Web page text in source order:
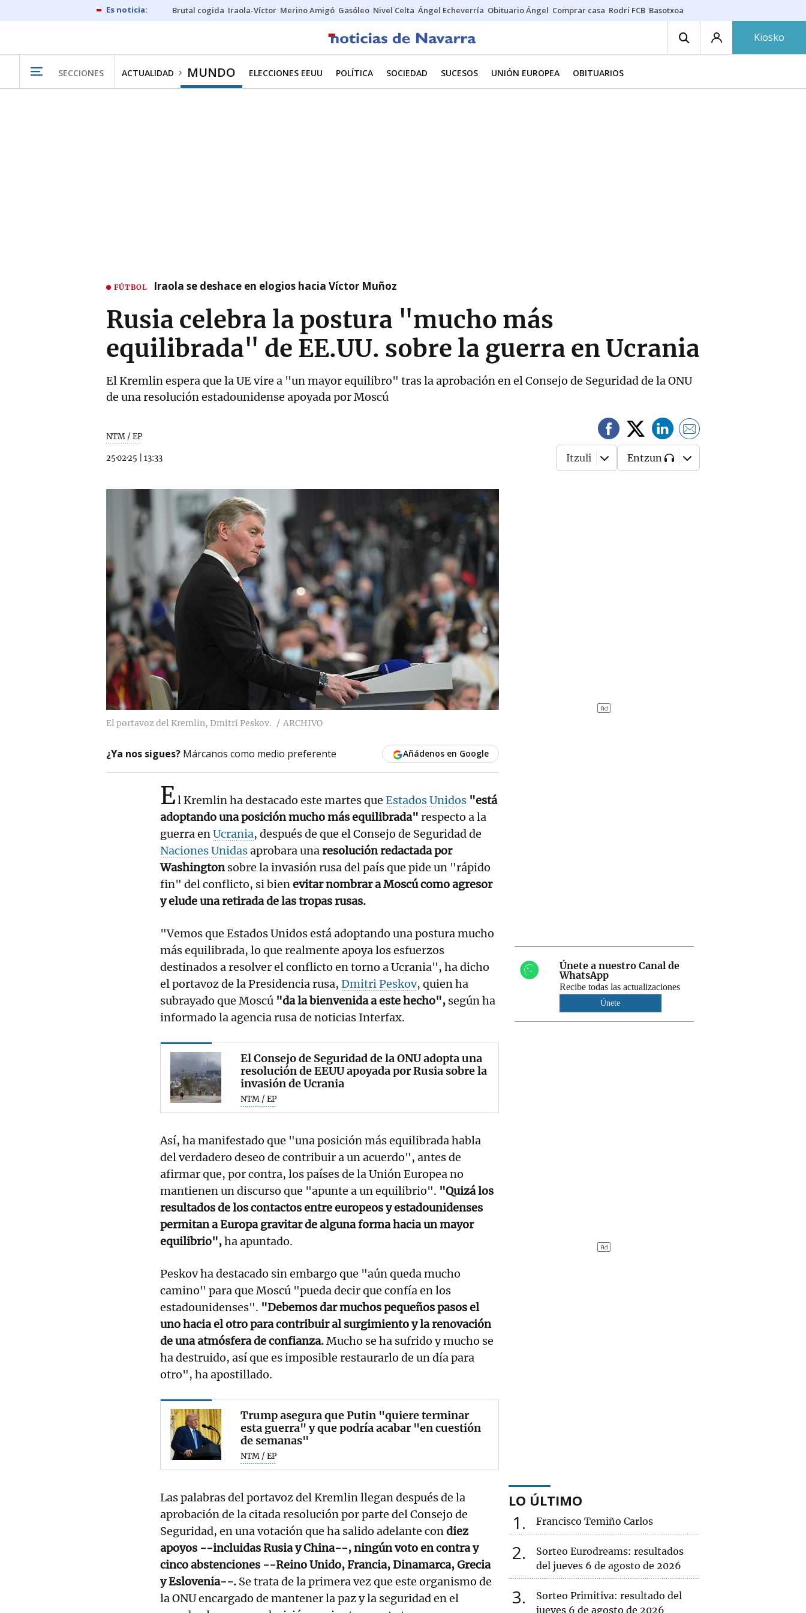
Brutal cogida Iraola-Víctor Merino Amigó Gasóleo Nivel Celta Ángel Echeverría Obituario Ángel Comprar casa Rodri FCB Basotxoa
Kiosko
SECCIONES ACTUALIDAD MUNDO ELECCIONES EEUU POLÍTICA SOCIEDAD SUCESOS UNIÓN EUROPEA OBITUARIOS
FÚTBOL Iraola se deshace en elogios hacia Víctor Muñoz
Rusia celebra la postura "mucho más
equilibrada" de EE.UU. sobre la guerra en Ucrania
El Kremlin espera que la UE vire a "un mayor equilibro" tras la aprobación en el Consejo de Seguridad de la ONU
de una resolución estadounidense apoyada por Moscú
NTM / EP
25·02·25 13:33 Itzuli Entzun
El portavoz del Kremlin, Dmitri Peskov. ARCHIVO
¿Ya nos sigues? Márcanos como medio preferente Añádenos en Google
El Kremlin ha destacado este martes que Estados Unidos "está
adoptando una posición mucho más equilibrada" respecto a la
guerra enUcrania, después de que el Consejo de Seguridad de
Naciones Unidasaprobara unaresolución redactada por
Washingtonsobre la invasión rusa del país que pide un "rápido
fin" del conflicto, si bienevitar nombrar a Moscú como agresor
y elude una retirada de las tropas rusas.
"Vemos que Estados Unidos está adoptando una postura mucho
más equilibrada, lo que realmente apoya los esfuerzos
destinados a resolver el conflicto en torno a Ucrania", ha dicho
el portavoz de la Presidencia rusa, Dmitri Peskov, quien ha
subrayado que Moscú "da la bienvenida a este hecho", según ha
informado la agencia rusa de noticias Interfax.
El Consejo de Seguridad de la ONU adopta una
resolución de EEUU apoyada por Rusia sobre la
invasión de Ucrania
NTM / EP
Así, ha manifestado que "una posición más equilibrada habla
del verdadero deseo de contribuir a un acuerdo", antes de
afirmar que, por contra, los países de la Unión Europea no
mantienen un discurso que "apunte a un equilibrio". "Quizá los
resultados de los contactos entre europeos y estadounidenses
permitan a Europa gravitar de alguna forma hacia un mayor
equilibrio",ha apuntado.
Peskov ha destacado sin embargo que "aún queda mucho
camino" para que Moscú "pueda decir que confía en los
estadounidenses". "Debemos dar muchos pequeños pasos el
uno hacia el otro para contribuir al surgimiento y la renovación
de una atmósfera de confianza.Mucho se ha sufrido y mucho se
ha destruido, así que es imposible restaurarlo de un día para
otro", ha apostillado.
Trump asegura que Putin "quiere terminar
esta guerra" y que podría acabar "en cuestión
de semanas"
NTM / EP
Las palabras del portavoz del Kremlin llegan después de la
aprobación de la citada resolución por parte del Consejo de
Seguridad, en una votación que ha salido adelante condiez
apoyos --incluidas Rusia y China--, ningún voto en contra y
cinco abstenciones --Reino Unido, Francia, Dinamarca, Grecia
y Eslovenia--. Se trata de la primera vez que este organismo de
la ONU encargado de mantener la paz y la seguridad en el
Únete a nuestro Canal de
WhatsApp
Recibe todas las actualizaciones
Únete
LO ÚLTIMO
1 Francisco Temiño Carlos
2
Sorteo Eurodreams: resultados
del jueves 6 de agosto de 2026
3
Sorteo Primitiva: resultado del
jueves 6 de agosto de 2026